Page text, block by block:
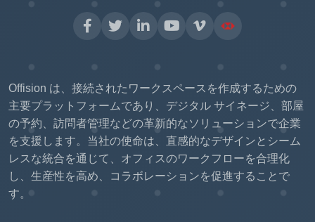
Offision は、接続されたワークスペースを作成するための
主要プラットフォームであり、デジタル サイネージ、部屋
の予約、訪問者管理などの革新的なソリューションで企業
を支援します。当社の使命は、直感的なデザインとシーム
レスな統合を通じて、オフィスのワークフローを合理化
し、生産性を高め、コラボレーションを促進することで
す。